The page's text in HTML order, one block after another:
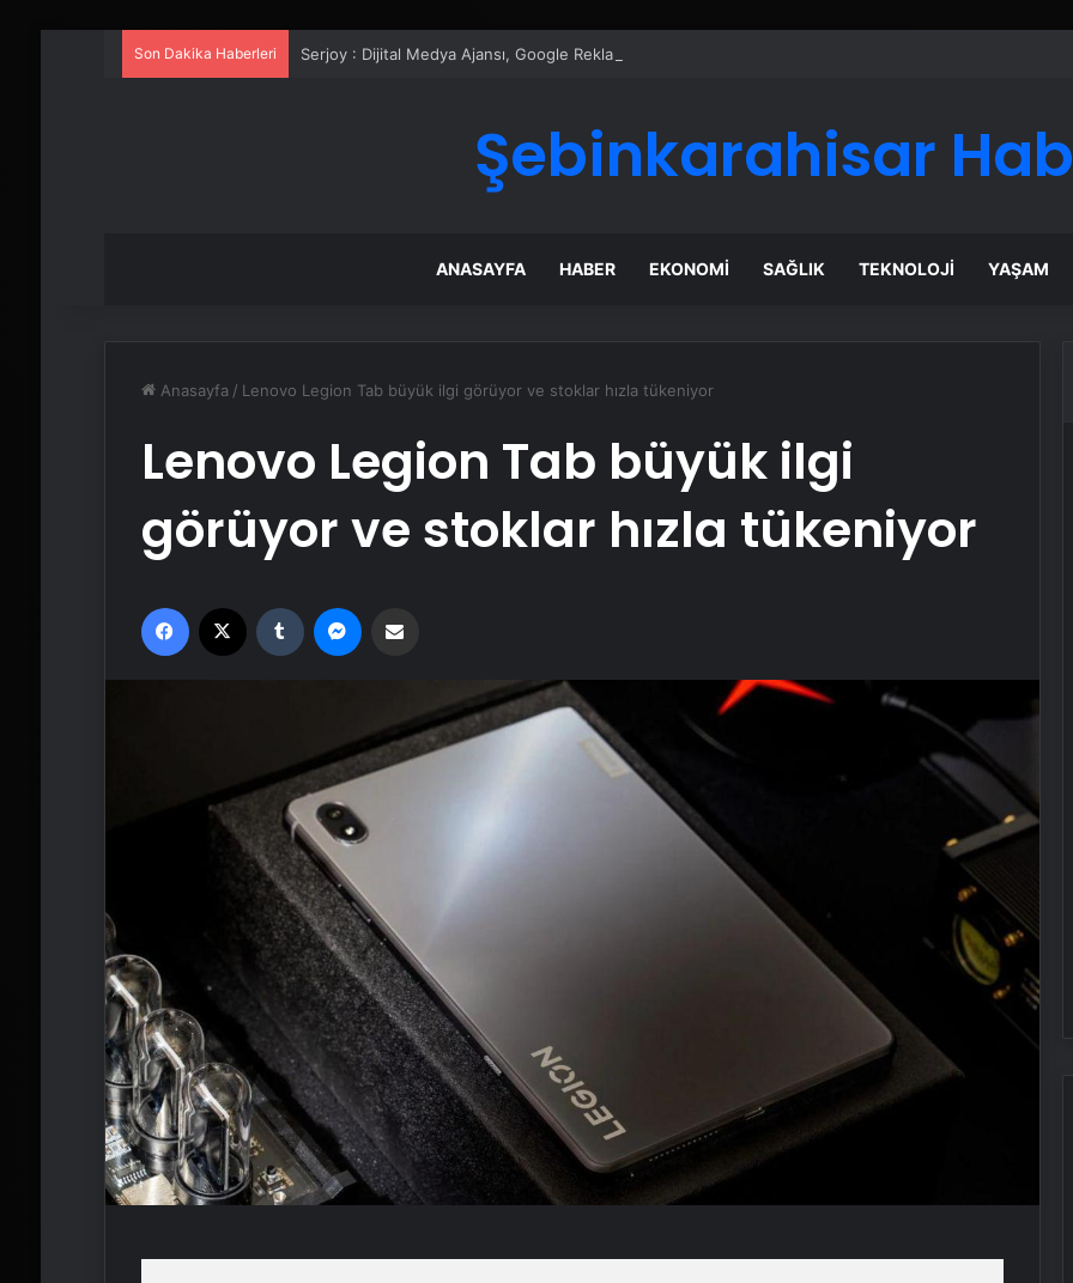
Son Dakika Haberleri Serjoy : Dijital Medya Ajansı, Google Reklam Ajansı, SEO Ajansı ve Web Tasarım Ajansı
Şebinkarahisar
ANASAYFA HABER EKONOMI SAĞLIK TEKNOLOJI YAŞAM
Anasayfa / Lenovo Legion Tab büyük ilgi görüyor ve stoklar hızla tükeniyor
Lenovo Legion Tab büyük ilgi
görüyor ve stoklar hızla tükeniyor
Facebook Tumblr